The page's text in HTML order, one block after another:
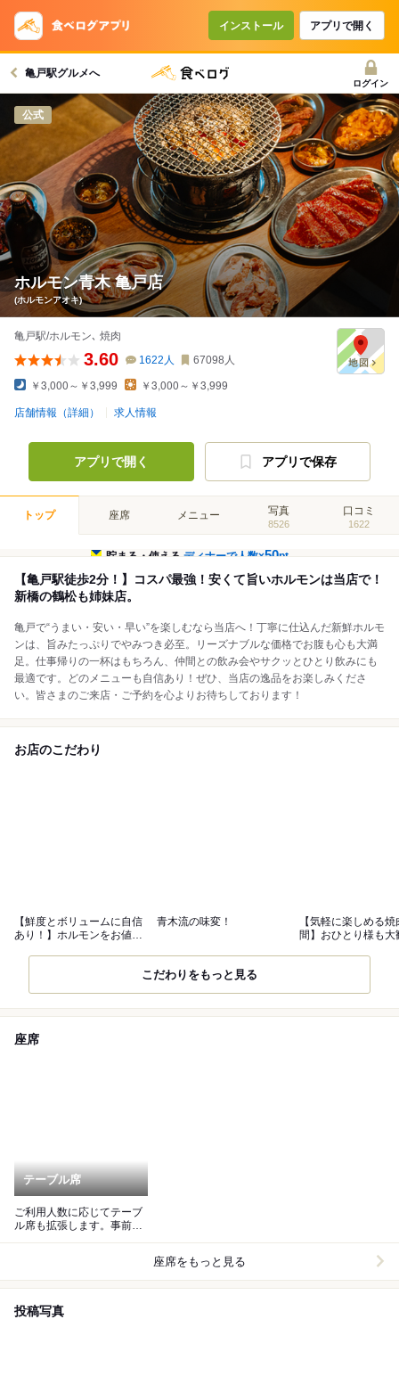
インストール アプリで開く
亀戸駅グルメへ
ログイン
公式
ホルモン青木 亀戸店
(ホルモンアオキ)
亀戸駅/ホルモン､ 焼肉
3.60 1622 人 67098 人
￥3,000～￥3,999 ￥3,000～￥3,999
店舗情報（詳細） 求人情報
アプリで開く アプリで保存
トップ 座席 メニュー 写真
8526
口コミ
1622
貯まる・使えるディナーで人数×50pt
【亀戸駅徒歩2分！】コスパ最強！安くて旨いホルモンは当店で！
新橋の鶴松も姉妹店。
亀戸で“うまい・安い・早い”を楽しむなら当店へ！丁寧に仕込んだ新鮮ホルモ
ンは、旨みたっぷりでやみつき必至。リーズナブルな価格でお腹も心も大満
足。仕事帰りの一杯はもちろん、仲間との飲み会やサクッとひとり飲みにも
最適です。どのメニューも自信あり！ぜひ、当店の逸品をお楽しみくださ
い。皆さまのご来店・ご予約を心よりお待ちしております！
お店のこだわり
【鮮度とボリュームに自信
あり！】ホルモンをお値打
青木流の味変！
【気軽に楽しめる焼
間】おひとり様も大
こだわりをもっと見る
座席
テーブル席
ご利用人数に応じてテーブ
ル席も拡張します。事前に
座席をもっと見る
投稿写真